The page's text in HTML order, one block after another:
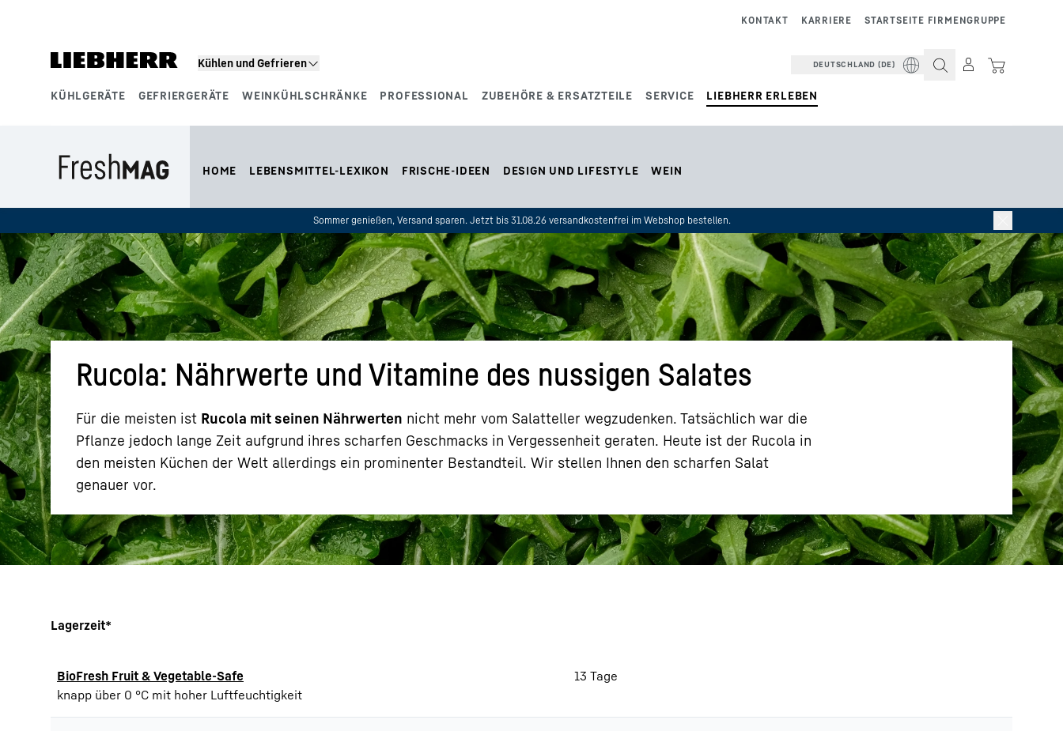
Kühlen und Gefrieren
KÜHLGERÄTE GEFRIERGERÄTE WEINKÜHLSCHRÄNKE PROFESSIONAL ZUBEHÖRE & ERSATZTEILE SERVICE LIEBHERR ERLEBEN
STARTSEITE FIRMENGRUPPE
KARRIERE
KONTAKT
DEUTSCHLAND (DE)
Mehr über die Firmengruppe
HOME LEBENSMITTEL-LEXIKON FRISCHE-IDEEN DESIGN UND LIFESTYLE WEIN
Sommer genießen, Versand sparen. Jetzt bis 31.08.26 versandkostenfrei im Webshop bestellen.
Rucola: Nährwerte und Vitamine des nussigen Salates
Für die meisten ist Rucola mit seinen Nährwerten nicht mehr vom Salatteller wegzudenken. Tatsächlich war die
Pflanze jedoch lange Zeit aufgrund ihres scharfen Geschmacks in Vergessenheit geraten. Heute ist der Rucola in
den meisten Küchen der Welt allerdings ein prominenter Bestandteil. Wir stellen Ihnen den scharfen Salat
genauer vor.
Lagerzeit*
BioFresh Fruit & Vegetable-Safe
knapp über 0 °C mit hoher Luftfeuchtigkeit
13 Tage